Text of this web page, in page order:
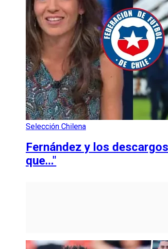
Selección Chilena
Fernández y los
que..."